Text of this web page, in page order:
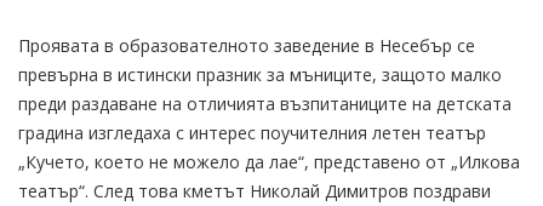
Проявата в образователното заведение в Несебър се
превърна в истински празник за мъниците, защото малко
преди раздаване на отличията възпитаниците на детската
градина изгледаха с интерес поучителния летен театър
„Кучето, което не можело да лае“, представено от „Илкова
театър“. След това кметът Николай Димитров поздрави